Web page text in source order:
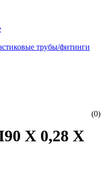
трубы/фитинги
(0)
Х 0,28 Х